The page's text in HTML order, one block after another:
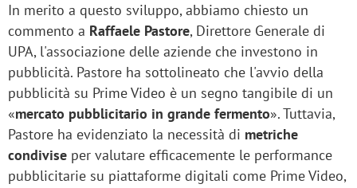
In merito a questo sviluppo, abbiamo chiesto un
commento a Raffaele Pastore, Direttore Generale di
UPA, l'associazione delle aziende che investono in
pubblicità. Pastore ha sottolineato che l'avvio della
pubblicità su Prime Video è un segno tangibile di un
«mercato pubblicitario in grande fermento». Tuttavia,
Pastore ha evidenziato la necessità di metriche
condivise per valutare efficacemente le performance
pubblicitarie su piattaforme digitali come Prime Video,